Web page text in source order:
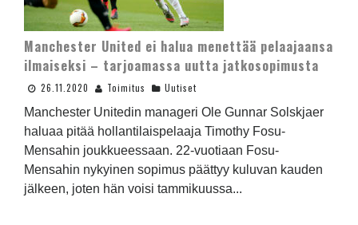
Manchester United ei halua menettää pelaajaansa
ilmaiseksi – tarjoamassa uutta jatkosopimusta
26.11.2020 Toimitus Uutiset
Manchester Unitedin manageri Ole Gunnar Solskjaer
haluaa pitää hollantilaispelaaja Timothy Fosu-
Mensahin joukkueessaan. 22-vuotiaan Fosu-
Mensahin nykyinen sopimus päättyy kuluvan kauden
jälkeen, joten hän voisi tammikuussa...